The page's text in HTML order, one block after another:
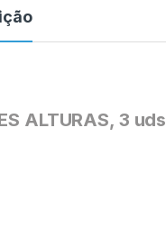
ALTURAS, 3 uds